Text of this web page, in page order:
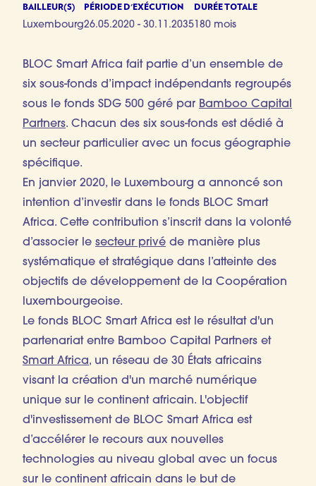
BAILLEUR(S)
Luxembourg
PÉRIODE D'EXÉCUTION
26.05.2020 - 30.11.2035
DURÉE TOTALE
180 mois
BLOC Smart Africa fait partie d’un ensemble de
six sous-fonds d’impact indépendants regroupés
sous le fonds SDG 500 géré par Bamboo Capital
Partners. Chacun des six sous-fonds est dédié à
un secteur particulier avec un focus géographie
spécifique.
En janvier 2020, le Luxembourg a annoncé son
intention d’investir dans le fonds BLOC Smart
Africa. Cette contribution s’inscrit dans la volonté
d’associer le secteur privé de manière plus
systématique et stratégique dans l’atteinte des
objectifs de développement de la Coopération
luxembourgeoise.
Le fonds BLOC Smart Africa est le résultat d'un
partenariat entre Bamboo Capital Partners et
Smart Africa, un réseau de 30 États africains
visant la création d'un marché numérique
unique sur le continent africain. L'objectif
d'investissement de BLOC Smart Africa est
d’accélérer le recours aux nouvelles
technologies au niveau global avec un focus
sur le continent africain dans le but de